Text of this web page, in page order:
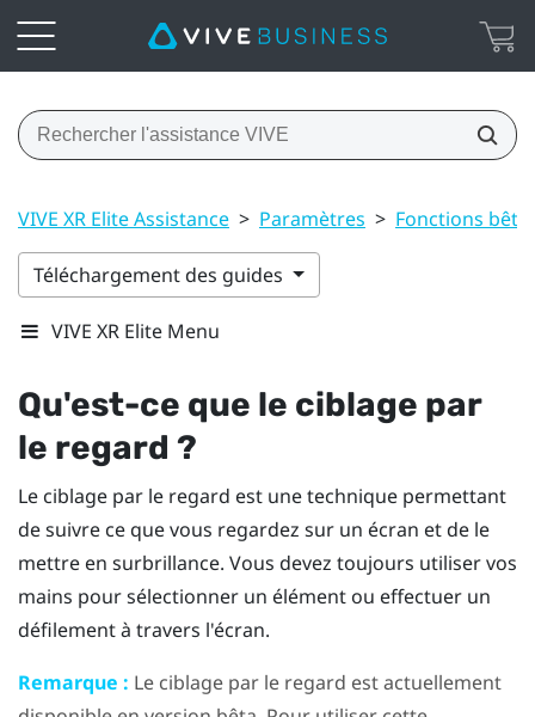
VIVE XR Elite Assistance > Paramètres > Fonctions bêta
Téléchargement des guides
VIVE XR Elite Menu
Qu'est-ce que le ciblage par
le regard ?
Le ciblage par le regard est une technique permettant
de suivre ce que vous regardez sur un écran et de le
mettre en surbrillance. Vous devez toujours utiliser vos
mains pour sélectionner un élément ou effectuer un
défilement à travers l'écran.
Remarque : Le ciblage par le regard est actuellement